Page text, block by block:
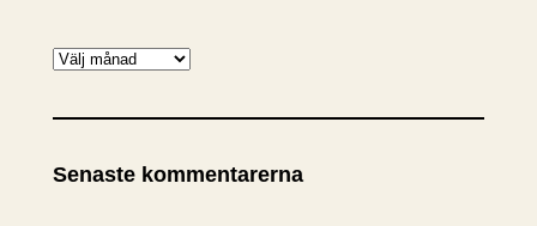
A
k
v
Senaste kommentarerna